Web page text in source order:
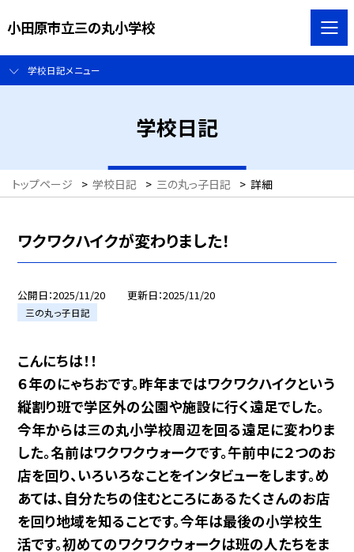
小田原市立三の丸小学校
学校日記メニュー
学校日記
トップページ > 学校日記 > 三の丸っ子日記 > 詳細
ワクワクハイクが変わりました！
公開日 2025/11/20 更新日 2025/11/20
三の丸っ子日記
こんにちは！！
６年のにゃちおです。昨年まではワクワクハイクという
縦割り班で学区外の公園や施設に行く遠足でした。
今年からは三の丸小学校周辺を回る遠足に変わりま
した。名前はワクワクウォークです。午前中に２つのお
店を回り、いろいろなことをインタビューをします。め
あては、自分たちの住むところにあるたくさんのお店
を回り地域を知ることです。今年は最後の小学校生
活です。初めてのワクワクウォークは班の人たちをま